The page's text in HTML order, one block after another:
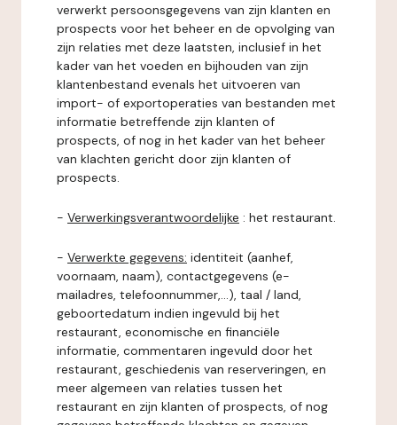
verwerkt persoonsgegevens van zijn klanten en
prospects voor het beheer en de opvolging van
zijn relaties met deze laatsten, inclusief in het
kader van het voeden en bijhouden van zijn
klantenbestand evenals het uitvoeren van
import- of exportoperaties van bestanden met
informatie betreffende zijn klanten of
prospects, of nog in het kader van het beheer
van klachten gericht door zijn klanten of
prospects.
- Verwerkingsverantwoordelijke : het restaurant.
- Verwerkte gegevens: identiteit (aanhef,
voornaam, naam), contactgegevens (e-
mailadres, telefoonnummer,...), taal / land,
geboortedatum indien ingevuld bij het
restaurant, economische en financiële
informatie, commentaren ingevuld door het
restaurant, geschiedenis van reserveringen, en
meer algemeen van relaties tussen het
restaurant en zijn klanten of prospects, of nog